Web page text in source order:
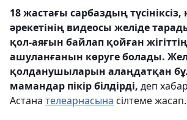
18 жастағы сарбаздың
әрекетінің видеосы желіде
қол-аяғын байлап қойған
ашуланғанын көруге болады.
қолданушыларын алаңдатқан
мамандар пікір білдірді, деп
Астана телеарнасына сілтеме жасап.